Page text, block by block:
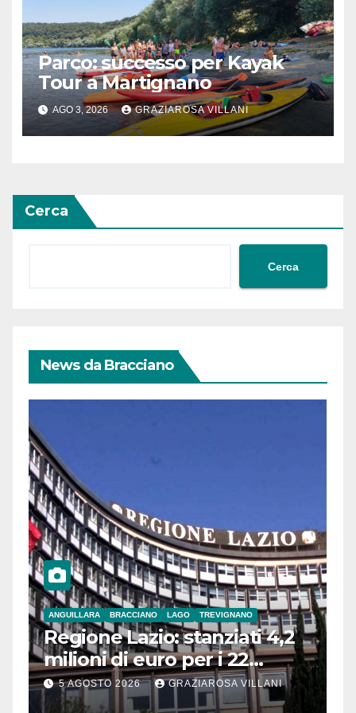
Parco: successo per Kayak
Tour a Martignano
AGO 3, 2026 GRAZIAROSA VILLANI
Cerca
Cerca
News da Bracciano
ANGUILLARA BRACCIANO LAGO TREVIGNANO
Regione Lazio: stanziati 4,2
milioni di euro per i 22
Comuni dell’Etruria
Meridionale
5 AGOSTO 2026 GRAZIAROSA VILLANI